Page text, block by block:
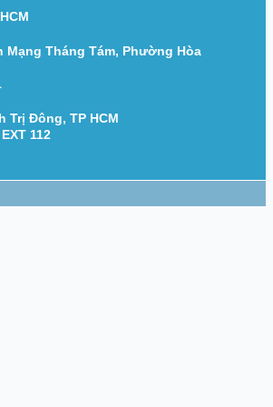
Mạng Tháng Tám, Phường Hòa
Trị Đông, TP HCM
112